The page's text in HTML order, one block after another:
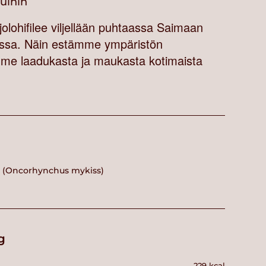
viljellään puhtaassa Saimaan
Näin estämme ympäristön
laadukasta ja maukasta kotimaista
mykiss)